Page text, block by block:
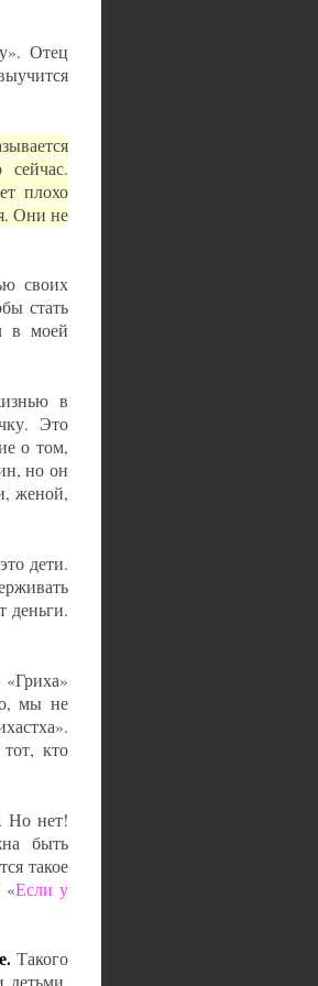
Отец
плохо
Они не
своих
стать
в моей
в
Это
о том,
но он
женой,
дети.
деньги.
мы не
кто
Но нет!
быть
такое
«Если у
Такого